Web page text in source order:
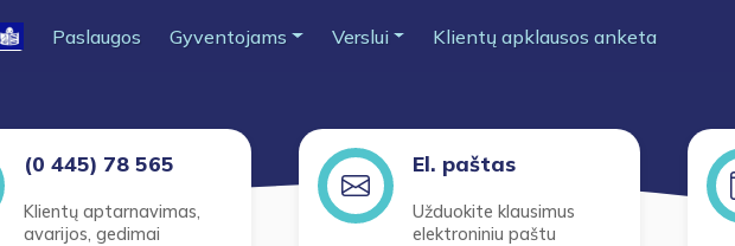
Paslaugos Gyventojams Verslui Klientų apklausos anketa
(0 445) 78 565
Klientų aptarnavimas,
avarijos, gedimai
El. paštas
Užduokite klausimus
elektroniniu paštu